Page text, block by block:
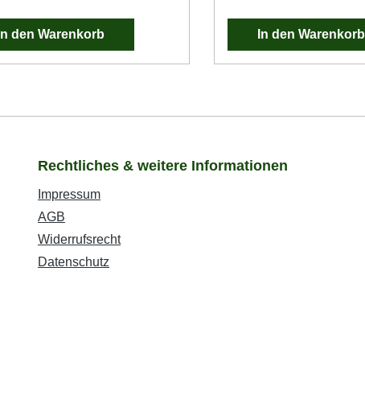
In den Warenkorb In den Warenkorb
Rechtliches & weitere Informationen
Impressum
AGB
Widerrufsrecht
Datenschutz